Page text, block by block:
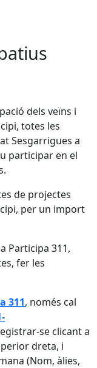
dels veïns i
totes les
Sesgarrigues a
participar en el
de projectes
per un import
Participa 311,
fer les
311, només cal
se clicant a
dreta, i
(Nom, àlies,